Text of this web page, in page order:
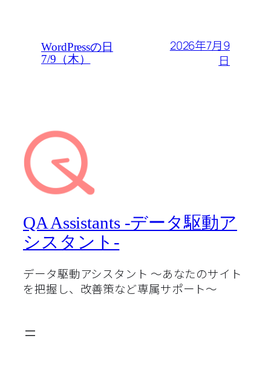
WordPressの日
7/9（木）
2026年7月9
日
QA Assistants -データ駆動ア
シスタント-
データ駆動アシスタント 〜あなたのサイト
を把握し、改善策など専属サポート〜